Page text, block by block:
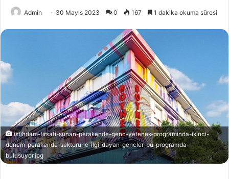
Admin 30 Mayıs 2023 0 167 1 dakika okuma süresi
istihdam-firsati-sunan-perakende-genc-yetenek-programinda-ikinci-
donem-perakende-sektorune-ilgi-duyan-gencler-bu-programda-
bulusuyor.jpg